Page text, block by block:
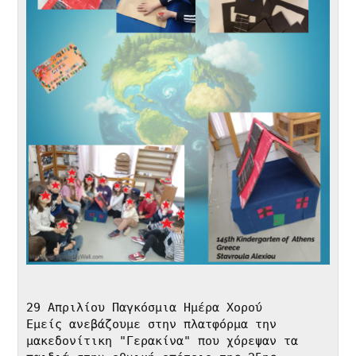
29 Απριλίου Παγκόσμια Ημέρα Χορού
Εμείς ανεβάζουμε στην πλατφόρμα την
μακεδονίτικη "Γερακίνα" που χόρεψαν τα